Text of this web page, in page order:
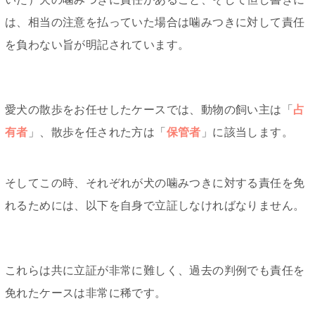
は、相当の注意を払っていた場合は噛みつきに対して責任
を負わない旨が明記されています。
愛犬の散歩をお任せしたケースでは、動物の飼い主は「 占
有者 」、散歩を任された方は「 保管者 」に該当します。
そしてこの時、それぞれが犬の噛みつきに対する責任を免
れるためには、以下を自身で立証しなければなりません。
これらは共に立証が非常に難しく、過去の判例でも責任を
免れたケースは非常に稀です。